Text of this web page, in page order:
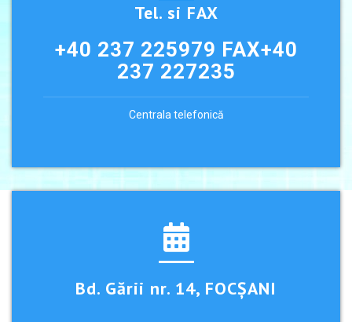
Tel. si FAX
+40 237 225979 FAX+40
237 227235
Centrala telefonică
Bd. Gării nr. 14, FOCȘANI